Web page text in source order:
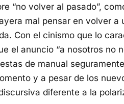
“no volver al pasado”,
mal pensar en volver a
Con el cinismo que lo
el anuncio “a nosotros no
de manual
y a pesar de los
diferente a la